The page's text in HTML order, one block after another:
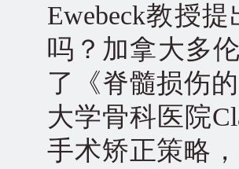
Ewebeck教授
吗？加拿大多
了《脊髓损伤
大学骨科医院
手术矫正策略